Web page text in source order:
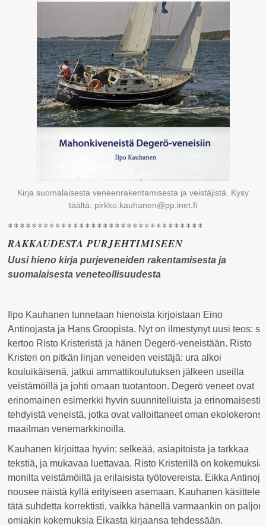
Kirja suomalaisesta veneenrakentamisesta ja veistäjistä. Kysy
täältä: pirkko.kauhanen@pp.inet.fi
*********************************
RAKKAUDESTA PURJEHTIMISEEN
Uusi hieno kirja purjeveneiden rakentamisesta ja
suomalaisesta veneteollisuudesta
Ilpo Kauhanen tunnetaan hienoista kirjoistaan Eino
Antinojasta ja Hans Groopista. Nyt on ilmestynyt uusi teos: se
kertoo Risto Kristeristä ja hänen Degerö-veneistään. Risto
Kristeri on pitkän linjan veneiden veistäjä: ura alkoi
kouluikäisenä, jatkui ammattikoulutuksen jälkeen useilla
veistämöillä ja johti omaan tuotantoon. Degerö veneet ovat
erinomainen esimerkki hyvin suunnitelluista ja erinomaisesti
tehdyistä veneistä, jotka ovat valloittaneet oman
maailman venemarkkinoilla.
Kauhanen kirjoittaa hyvin: selkeää, asiapitoista ja tarkkaa
tekstiä, ja mukavaa luettavaa. Risto Kristerillä on kokemuksia
monilta veistämöiltä ja erilaisista työtovereista. Eikka Antinoja
nousee näistä kyllä erityiseen asemaan. Kauhanen käsittelee
tätä suhdetta korrektisti, vaikka hänellä varmaankin on paljon
omiakin kokemuksia Eikasta kirjaansa tehdessään.